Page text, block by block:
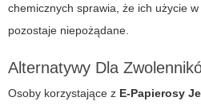
chemicznych sprawia, że ich użycie
pozostaje niepożądane.
Alternatywy Dla
Osoby korzystające z E-Papierosy